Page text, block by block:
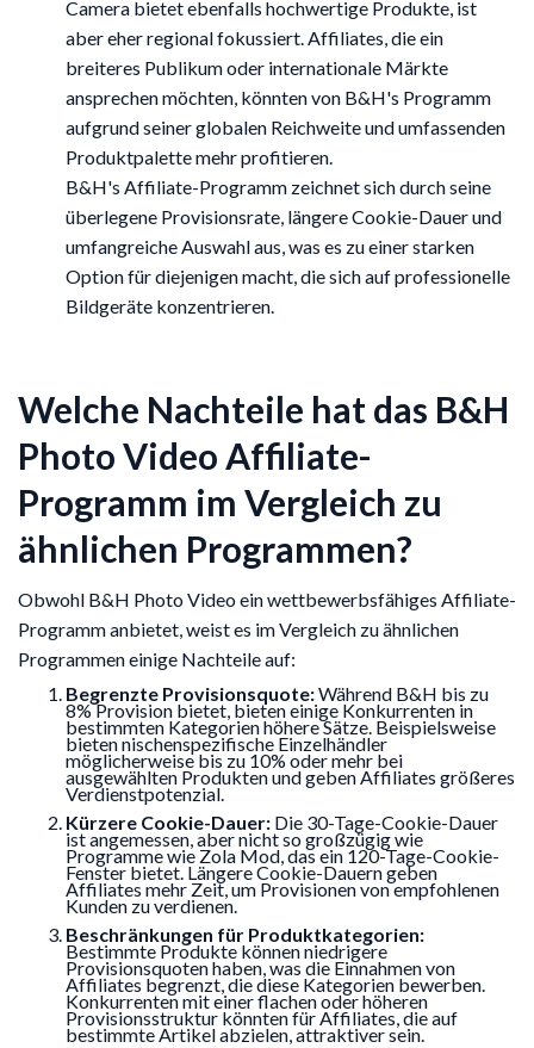
Camera bietet ebenfalls hochwertige Produkte, ist
aber eher regional fokussiert. Affiliates, die ein
breiteres Publikum oder internationale Märkte
ansprechen möchten, könnten von B&H's Programm
aufgrund seiner globalen Reichweite und umfassenden
Produktpalette mehr profitieren.
B&H's Affiliate-Programm zeichnet sich durch seine
überlegene Provisionsrate, längere Cookie-Dauer und
umfangreiche Auswahl aus, was es zu einer starken
Option für diejenigen macht, die sich auf professionelle
Bildgeräte konzentrieren.
Welche Nachteile hat das B&H
Photo Video Affiliate-
Programm im Vergleich zu
ähnlichen Programmen?
Obwohl B&H Photo Video ein wettbewerbsfähiges Affiliate-
Programm anbietet, weist es im Vergleich zu ähnlichen
Programmen einige Nachteile auf:
Begrenzte Provisionsquote:Während B&H bis zu
8% Provision bietet, bieten einige Konkurrenten in
bestimmten Kategorien höhere Sätze. Beispielsweise
bieten nischenspezifische Einzelhändler
möglicherweise bis zu 10% oder mehr bei
ausgewählten Produkten und geben Affiliates größeres
Verdienstpotenzial.
Kürzere Cookie-Dauer: Die 30-Tage-Cookie-Dauer
ist angemessen, aber nicht so großzügig wie
Programme wie Zola Mod, das ein 120-Tage-Cookie-
Fenster bietet. Längere Cookie-Dauern geben
Affiliates mehr Zeit, um Provisionen von empfohlenen
Kunden zu verdienen.
Beschränkungen für Produktkategorien:
Bestimmte Produkte können niedrigere
Provisionsquoten haben, was die Einnahmen von
Affiliates begrenzt, die diese Kategorien bewerben.
Konkurrenten mit einer flachen oder höheren
Provisionsstruktur könnten für Affiliates, die auf
bestimmte Artikel abzielen, attraktiver sein.